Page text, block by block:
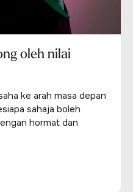
oleh nilai
ke arah masa depan
sahaja boleh
hormat dan